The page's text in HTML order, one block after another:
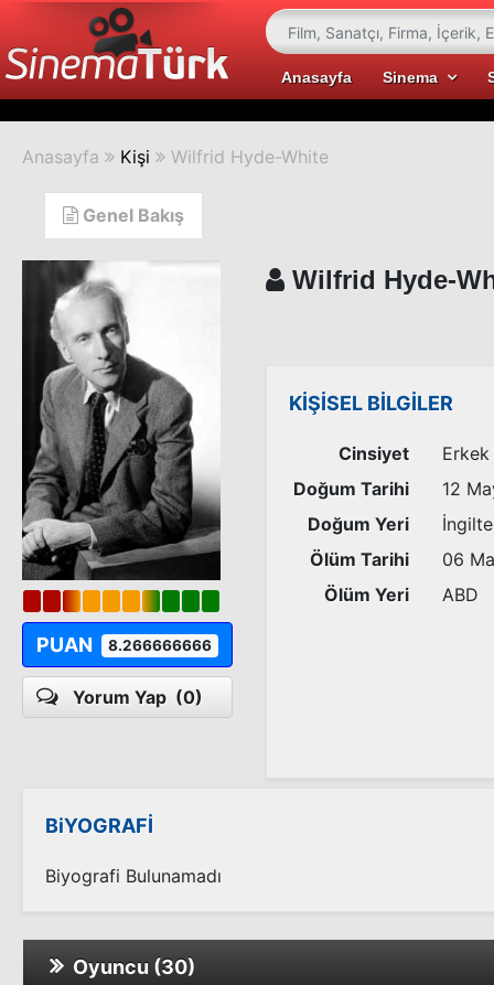
Anasayfa Sinema
Anasayfa Kişi Wilfrid Hyde-White
Genel Bakış
PUAN 8.266666666
Yorum Yap (0)
Wilfrid Hyde-
KİŞİSEL BİLGİLER
Cinsiyet
Erkek
Doğum Tarihi
12
Doğum Yeri
Ölüm Tarihi
06
Ölüm Yeri
ABD
BiYOGRAFİ
Biyografi Bulunamadı
Oyuncu (30)